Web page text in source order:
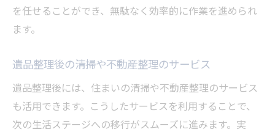
を任せることができ、無駄なく効率的に作業を進められ
ます。
遺品整理後の清掃や不動産整理のサービス
遺品整理後には、住まいの清掃や不動産整理のサービス
も活用できます。こうしたサービスを利用することで、
次の生活ステージへの移行がスムーズに進みます。実